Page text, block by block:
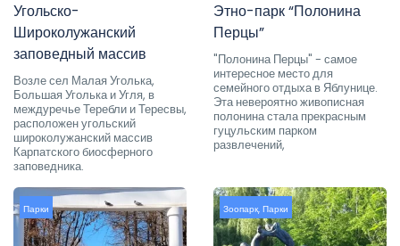
Угольско-
Широколужанский
заповедный массив
Возле сел Малая Уголька,
Большая Уголька и Угля, в
междуречье Теребли и Тересвы,
расположен угольский
широколужанский массив
Карпатского биосферного
заповедника.
Этно-парк “Полонина
Перцы”
"Полонина Перцы" - самое
интересное место для
семейного отдыха в Яблунице.
Эта невероятно живописная
полонина стала прекрасным
гуцульским парком
развлечений,
Парки Зоопарк, Парки